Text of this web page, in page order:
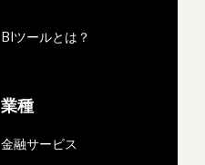
BIツールとは？
業種
金融サービス